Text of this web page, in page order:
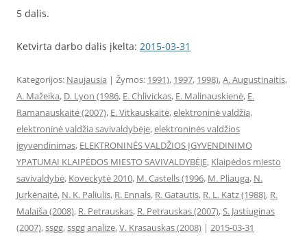
5 dalis.
Ketvirta darbo dalis įkelta: 2015-03-31
Kategorijos: Naujausia | Žymos: 1991), 1997, 1998),A. Augustinaitis,
A. Mažeika, D. Lyon (1986, E. Chlivickas, E. Malinauskienė, E.
Ramanauskaitė (2007), E. Vitkauskaitė,elektroninė valdžia,
elektroninė valdžia savivaldybėje,elektroninės valdžios
įgyvendinimas, ELEKTRONINĖS VALDŽIOS ĮGYVENDINIMO
YPATUMAI KLAIPĖDOS MIESTO SAVIVALDYBĖJE, Klaipėdos miesto
savivaldybė, Koveckytė 2010, M. Castells (1996, M. Pliauga, N.
Jurkėnaitė, N. K. Paliulis, R. Ennals, R. Gatautis, R. L. Katz (1988), R.
Malaiša (2008), R. Petrauskas, R. Petrauskas (2007),S. Jastiuginas
(2007),ssgg,ssgg analize,V. Krasauskas (2008) | 2015-03-31